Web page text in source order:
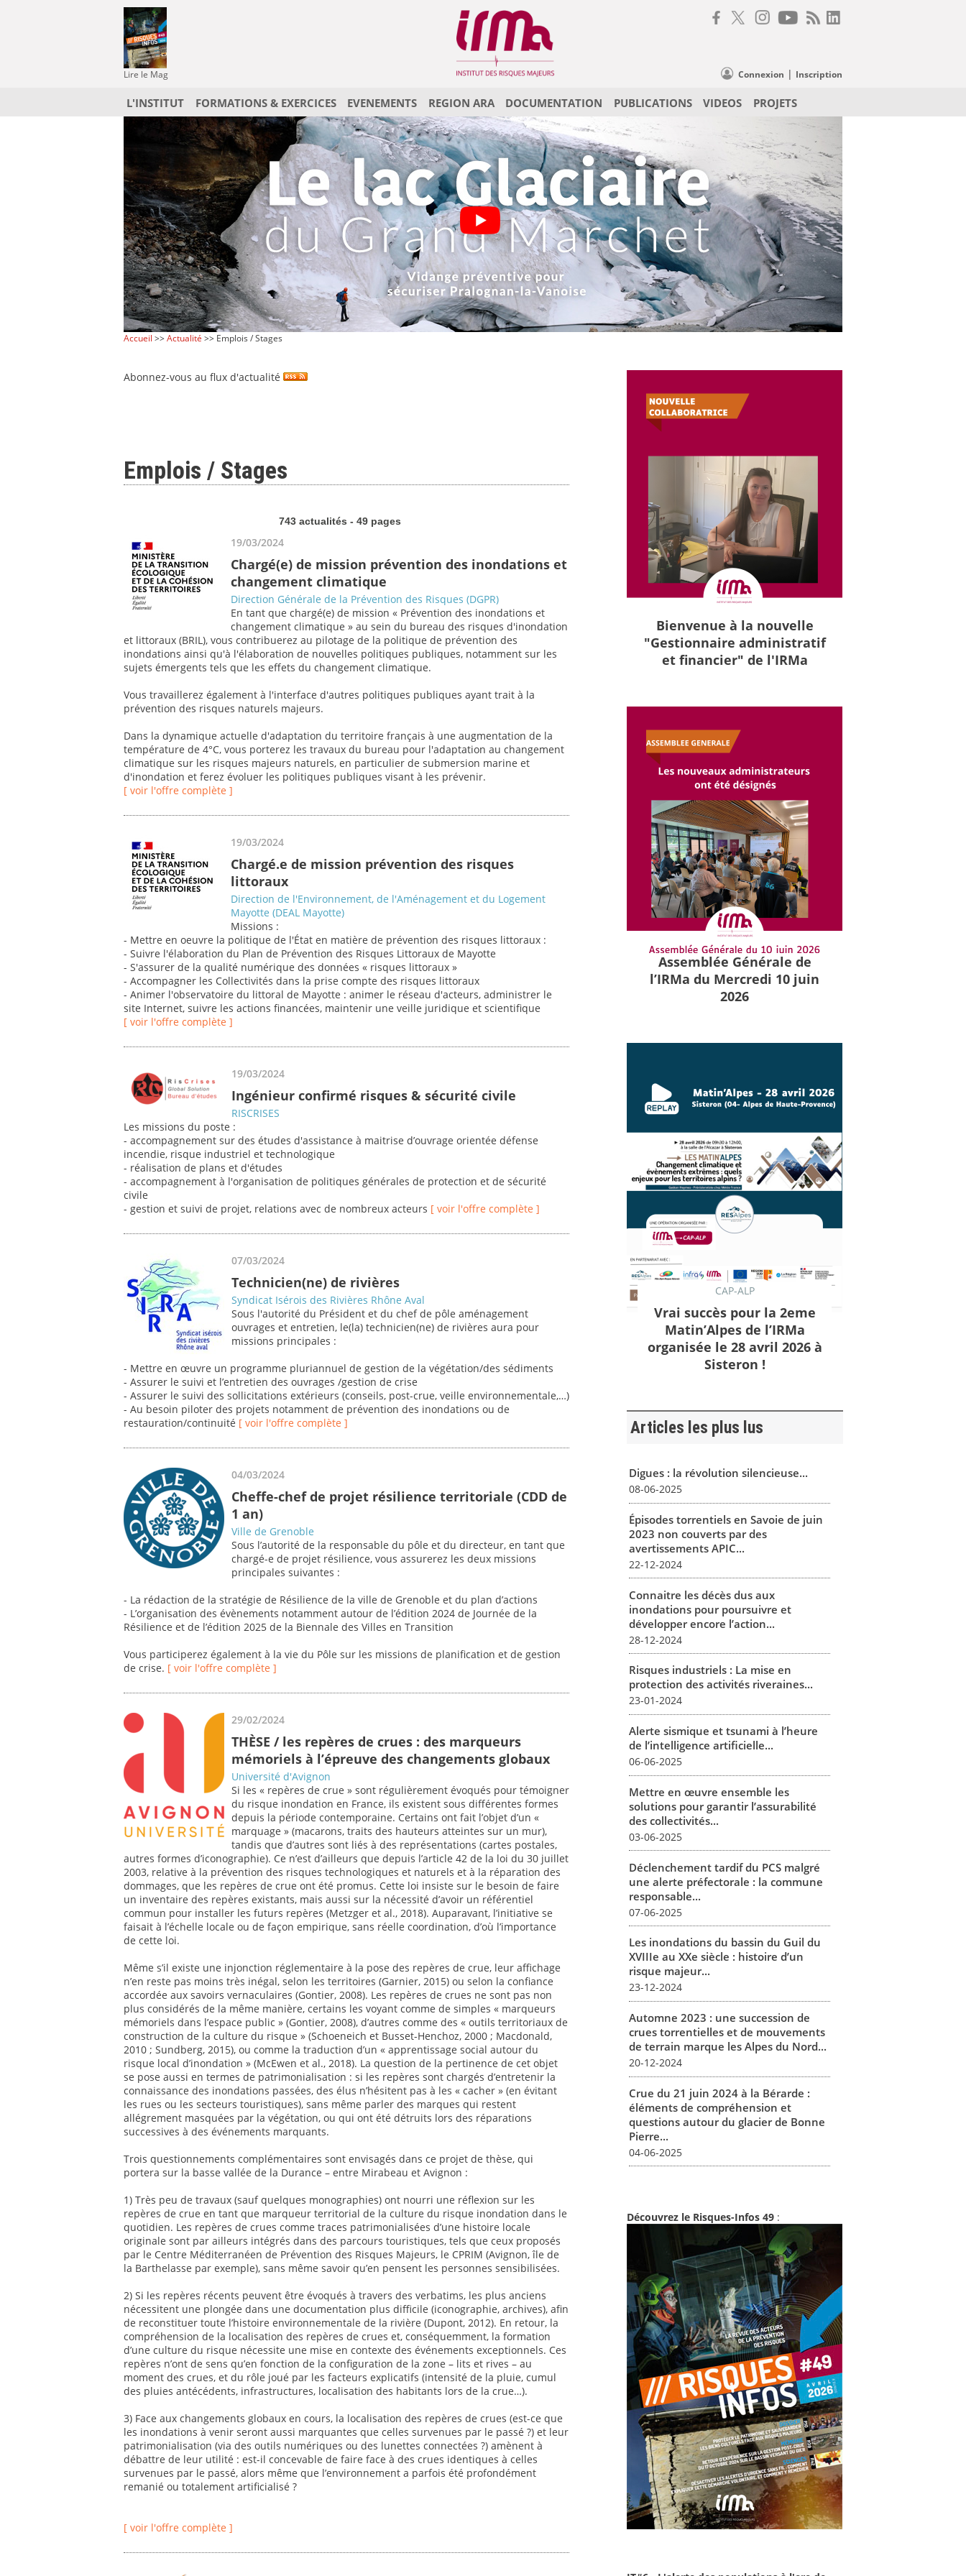
Lire le Mag Connexion | Inscription
L'INSTITUT FORMATIONS & EXERCICES EVENEMENTS REGION ARA DOCUMENTATION PUBLICATIONS VIDEOS PROJETS
Accueil >>Actualité >> Emplois / Stages
Abonnez-vous au flux d'actualité
Emplois / Stages
743 actualités - 49 pages
19/03/2024
Chargé(e) de mission prévention des inondations et
changement climatique
Direction Générale de la Prévention des Risques (DGPR)
En tant que chargé(e) de mission « Prévention des inondations et
changement climatique » au sein du bureau des risques d'inondation
et littoraux (BRIL), vous contribuerez au pilotage de la politique de prévention des
inondations ainsi qu'à l'élaboration de nouvelles politiques publiques, notamment sur les
sujets émergents tels que les effets du changement climatique.
Vous travaillerez également à l'interface d'autres politiques publiques ayant trait à la
prévention des risques naturels majeurs.
Dans la dynamique actuelle d'adaptation du territoire français à une augmentation de la
température de 4°C, vous porterez les travaux du bureau pour l'adaptation au changement
climatique sur les risques majeurs naturels, en particulier de submersion marine et
d'inondation et ferez évoluer les politiques publiques visant à les prévenir.
[ voir l'offre complète ]
19/03/2024
Chargé.e de mission prévention des risques
littoraux
Direction de l'Environnement, de l'Aménagement et du Logement
Mayotte (DEAL Mayotte)
Missions :
- Mettre en oeuvre la politique de l'État en matière de prévention des risques littoraux :
- Suivre l'élaboration du Plan de Prévention des Risques Littoraux de Mayotte
- S'assurer de la qualité numérique des données « risques littoraux »
- Accompagner les Collectivités dans la prise compte des risques littoraux
- Animer l'observatoire du littoral de Mayotte : animer le réseau d'acteurs, administrer le
site Internet, suivre les actions financées, maintenir une veille juridique et scientifique
[ voir l'offre complète ]
19/03/2024
Ingénieur confirmé risques & sécurité civile
RISCRISES
Les missions du poste :
- accompagnement sur des études d'assistance à maitrise d’ouvrage orientée défense
incendie, risque industriel et technologique
- réalisation de plans et d'études
- accompagnement à l'organisation de politiques générales de protection et de sécurité
civile
- gestion et suivi de projet, relations avec de nombreux acteurs [ voir l'offre complète ]
07/03/2024
Technicien(ne) de rivières
Syndicat Isérois des Rivières Rhône Aval
Sous l'autorité du Président et du chef de pôle aménagement
ouvrages et entretien, le(la) technicien(ne) de rivières aura pour
missions principales :
- Mettre en œuvre un programme pluriannuel de gestion de la végétation/des sédiments
- Assurer le suivi et l’entretien des ouvrages /gestion de crise
- Assurer le suivi des sollicitations extérieurs (conseils, post-crue, veille environnementale,…)
- Au besoin piloter des projets notamment de prévention des inondations ou de
restauration/continuité [ voir l'offre complète ]
04/03/2024
Cheffe-chef de projet résilience territoriale (CDD de
1 an)
Ville de Grenoble
Sous l’autorité de la responsable du pôle et du directeur, en tant que
chargé-e de projet résilience, vous assurerez les deux missions
principales suivantes :
- La rédaction de la stratégie de Résilience de la ville de Grenoble et du plan d’actions
- L’organisation des évènements notamment autour de l’édition 2024 de Journée de la
Résilience et de l’édition 2025 de la Biennale des Villes en Transition
Vous participerez également à la vie du Pôle sur les missions de planification et de gestion
de crise. [ voir l'offre complète ]
29/02/2024
THÈSE / les repères de crues : des marqueurs
mémoriels à l’épreuve des changements globaux
Université d'Avignon
Si les « repères de crue » sont régulièrement évoqués pour témoigner
du risque inondation en France, ils existent sous différentes formes
depuis la période contemporaine. Certains ont fait l’objet d’un «
marquage » (macarons, traits des hauteurs atteintes sur un mur),
tandis que d’autres sont liés à des représentations (cartes postales,
autres formes d’iconographie). Ce n’est d’ailleurs que depuis l’article 42 de la loi du 30 juillet
2003, relative à la prévention des risques technologiques et naturels et à la réparation des
dommages, que les repères de crue ont été promus. Cette loi insiste sur le besoin de faire
un inventaire des repères existants, mais aussi sur la nécessité d’avoir un référentiel
commun pour installer les futurs repères (Metzger et al., 2018). Auparavant, l’initiative se
faisait à l’échelle locale ou de façon empirique, sans réelle coordination, d’où l’importance
de cette loi.
Même s’il existe une injonction réglementaire à la pose des repères de crue, leur affichage
n’en reste pas moins très inégal, selon les territoires (Garnier, 2015) ou selon la confiance
accordée aux savoirs vernaculaires (Gontier, 2008). Les repères de crues ne sont pas non
plus considérés de la même manière, certains les voyant comme de simples « marqueurs
mémoriels dans l’espace public » (Gontier, 2008), d’autres comme des « outils territoriaux de
construction de la culture du risque » (Schoeneich et Busset-Henchoz, 2000 ; Macdonald,
2010 ; Sundberg, 2015), ou comme la traduction d’un « apprentissage social autour du
risque local d’inondation » (McEwen et al., 2018). La question de la pertinence de cet objet
se pose aussi en termes de patrimonialisation : si les repères sont chargés d’entretenir la
connaissance des inondations passées, des élus n’hésitent pas à les « cacher » (en évitant
les rues ou les secteurs touristiques), sans même parler des marques qui restent
allégrement masquées par la végétation, ou qui ont été détruits lors des réparations
successives à des événements marquants.
Trois questionnements complémentaires sont envisagés dans ce projet de thèse, qui
portera sur la basse vallée de la Durance – entre Mirabeau et Avignon :
1) Très peu de travaux (sauf quelques monographies) ont nourri une réflexion sur les
repères de crue en tant que marqueur territorial de la culture du risque inondation dans le
quotidien. Les repères de crues comme traces patrimonialisées d’une histoire locale
originale sont par ailleurs intégrés dans des parcours touristiques, tels que ceux proposés
par le Centre Méditerranéen de Prévention des Risques Majeurs, le CPRIM (Avignon, île de
la Barthelasse par exemple), sans même savoir qu’en pensent les personnes sensibilisées.
2) Si les repères récents peuvent être évoqués à travers des verbatims, les plus anciens
nécessitent une plongée dans une documentation plus difficile (iconographie, archives), afin
de reconstituer toute l’histoire environnementale de la rivière (Dupont, 2012). En retour, la
compréhension de la localisation des repères de crues et, conséquemment, la formation
d’une culture du risque nécessite une mise en contexte des événements exceptionnels. Ces
repères n’ont de sens qu’en fonction de la configuration de la zone – lits et rives – au
moment des crues, et du rôle joué par les facteurs explicatifs (intensité de la pluie, cumul
des pluies antécédents, infrastructures, localisation des habitants lors de la crue…).
3) Face aux changements globaux en cours, la localisation des repères de crues (est-ce que
les inondations à venir seront aussi marquantes que celles survenues par le passé ?) et leur
patrimonialisation (via des outils numériques ou des lunettes connectées ?) amènent à
débattre de leur utilité : est-il concevable de faire face à des crues identiques à celles
survenues par le passé, alors même que l’environnement a parfois été profondément
remanié ou totalement artificialisé ?
[ voir l'offre complète ]
Bienvenue à la nouvelle
"Gestionnaire administratif
et financier" de l'IRMa
Assemblée Générale de
l’IRMa du Mercredi 10 juin
2026
CAP-ALP
Vrai succès pour la 2eme
Matin’Alpes de l’IRMa
organisée le 28 avril 2026 à
Sisteron !
Articles les plus lus
Digues : la révolution silencieuse...
08-06-2025
Épisodes torrentiels en Savoie de juin
2023 non couverts par des
avertissements APIC...
22-12-2024
Connaitre les décès dus aux
inondations pour poursuivre et
développer encore l’action...
28-12-2024
Risques industriels : La mise en
protection des activités riveraines...
23-01-2024
Alerte sismique et tsunami à l’heure
de l’intelligence artificielle...
06-06-2025
Mettre en œuvre ensemble les
solutions pour garantir l’assurabilité
des collectivités...
03-06-2025
Déclenchement tardif du PCS malgré
une alerte préfectorale : la commune
responsable...
07-06-2025
Les inondations du bassin du Guil du
XVIIIe au XXe siècle : histoire d’un
risque majeur...
23-12-2024
Automne 2023 : une succession de
crues torrentielles et de mouvements
de terrain marque les Alpes du Nord...
20-12-2024
Crue du 21 juin 2024 à la Bérarde :
éléments de compréhension et
questions autour du glacier de Bonne
Pierre...
04-06-2025
Découvrez le Risques-Infos 49 :